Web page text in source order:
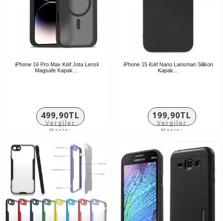
iPhone 16 Pro Max Kılıf Jota Lensli
Magsafe Kapak…
499,90TL
Vergiler
Hariç:
iPhone 15 Kılıf Nano Lansman Silikon
Kapak…
199,90TL
Vergiler
Hariç: